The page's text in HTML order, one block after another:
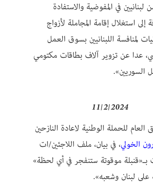
لبنانيين في المفوضية والاستفادة
إلى استغلال إقامة المجاملة لأزواج
لمنافسة اللبنانيين بسوق العمل
عدا عن تزوير آلاف بطاقات مكتومي
السوريين».
11/2/2024
للحملة الوطنية لاعادة النازحين
الخولي، في بيان، ملف اللاجئين/ات
بـ«قنبلة موقوتة ستنفجر في أي لحظة»
على لبنان وشعبه».